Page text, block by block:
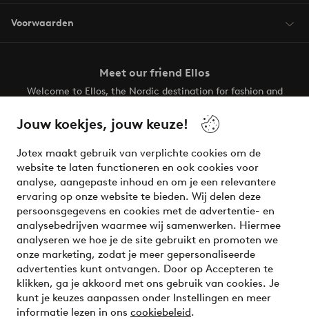
Jouw koekjes, jouw keuze!
Jotex maakt gebruik van verplichte cookies om de
website te laten functioneren en ook cookies voor
analyse, aangepaste inhoud en om je een relevantere
ervaring op onze website te bieden. Wij delen deze
persoonsgegevens en cookies met de advertentie- en
analysebedrijven waarmee wij samenwerken. Hiermee
analyseren we hoe je de site gebruikt en promoten we
onze marketing, zodat je meer gepersonaliseerde
advertenties kunt ontvangen. Door op Accepteren te
klikken, ga je akkoord met ons gebruik van cookies. Je
kunt je keuzes aanpassen onder Instellingen en meer
informatie lezen in ons cookiebeleid.
Voorwaarden
Meet our friend Ellos
Welcome to Ellos, the Nordic destination for fashion and
your wardrobe. Your next inspiring look is here!
Veilig betalen - Nu betalen of opsplitsen
Wil je meer weten over onze betaalopties?